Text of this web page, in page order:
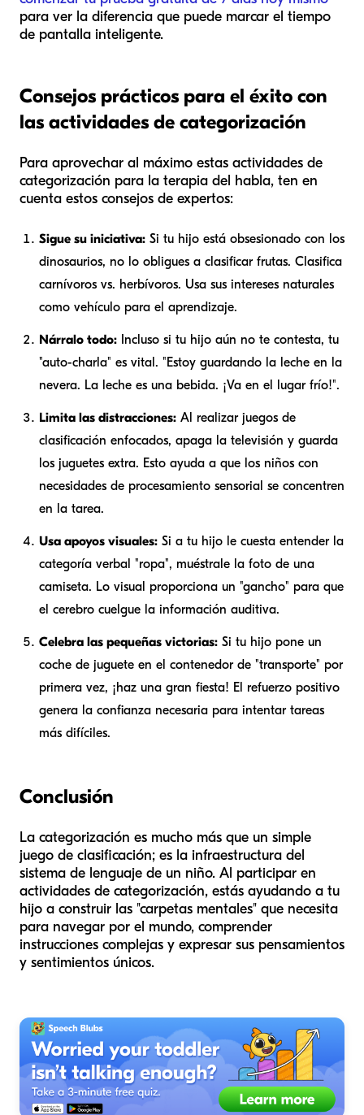
para ver la diferencia que puede marcar el tiempo
de pantalla inteligente.
Consejos prácticos para el éxito con
las actividades de categorización
Para aprovechar al máximo estas actividades de
categorización para la terapia del habla, ten en
cuenta estos consejos de expertos:
Sigue su iniciativa: Si tu hijo está obsesionado con los
dinosaurios, no lo obligues a clasificar frutas. Clasifica
carnívoros vs. herbívoros. Usa sus intereses naturales
como vehículo para el aprendizaje.
Nárralo todo: Incluso si tu hijo aún no te contesta, tu
"auto-charla" es vital. "Estoy guardando la leche en la
nevera. La leche es una bebida. ¡Va en el lugar frío!".
Limita las distracciones: Al realizar juegos de
clasificación enfocados, apaga la televisión y guarda
los juguetes extra. Esto ayuda a que los niños con
necesidades de procesamiento sensorial se concentren
en la tarea.
Usa apoyos visuales: Si a tu hijo le cuesta entender la
categoría verbal "ropa", muéstrale la foto de una
camiseta. Lo visual proporciona un "gancho" para que
el cerebro cuelgue la información auditiva.
Celebra las pequeñas victorias: Si tu hijo pone un
coche de juguete en el contenedor de "transporte" por
primera vez, ¡haz una gran fiesta! El refuerzo positivo
genera la confianza necesaria para intentar tareas
más difíciles.
Conclusión
La categorización es mucho más que un simple
juego de clasificación; es la infraestructura del
sistema de lenguaje de un niño. Al participar en
actividades de categorización, estás ayudando a tu
hijo a construir las "carpetas mentales" que necesita
para navegar por el mundo, comprender
instrucciones complejas y expresar sus pensamientos
y sentimientos únicos.